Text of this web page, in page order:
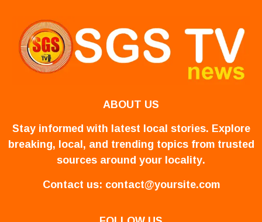
ABOUT US
Stay informed with latest local stories. Explore
breaking, local, and trending topics from trusted
sources around your locality.
Contact us: contact@yoursite.com